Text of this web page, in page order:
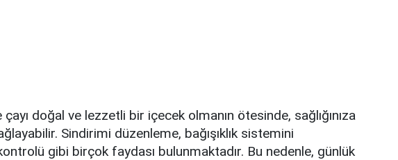
doğal ve lezzetli bir içecek olmanın ötesinde, sağlığınıza
Sindirimi düzenleme, bağışıklık sistemini
gibi birçok faydası bulunmaktadır. Bu nedenle, günlük